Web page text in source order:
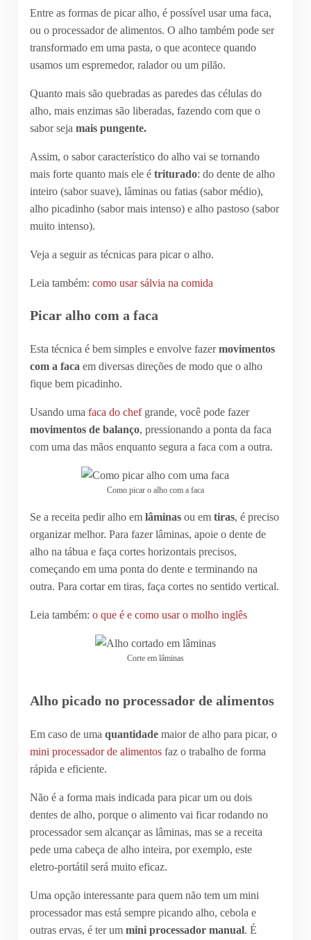
Entre as formas de picar alho, é possível usar uma faca,
ou o processador de alimentos. O alho também pode ser
transformado em uma pasta, o que acontece quando
usamos um espremedor, ralador ou um pilão.
Quanto mais são quebradas as paredes das células do
alho, mais enzimas são liberadas, fazendo com que o
sabor seja mais pungente.
Assim, o sabor característico do alho vai se tornando
mais forte quanto mais ele é triturado: do dente de alho
inteiro (sabor suave), lâminas ou fatias (sabor médio),
alho picadinho (sabor mais intenso) e alho pastoso (sabor
muito intenso).
Veja a seguir as técnicas para picar o alho.
Leia também: como usar sálvia na comida
Picar alho com a faca
Esta técnica é bem simples e envolve fazermovimentos
com a faca em diversas direções de modo que o alho
fique bem picadinho.
Usando uma faca do chefgrande, você pode fazer
movimentos de balanço, pressionando a ponta da faca
com uma das mãos enquanto segura a faca com a outra.
Como picar o alho com a faca
Se a receita pedir alho em lâminasou em tiras, é preciso
organizar melhor. Para fazer lâminas, apoie o dente de
alho na tábua e faça cortes horizontais precisos,
começando em uma ponta do dente e terminando na
outra. Para cortar em tiras, faça cortes no sentido vertical.
Leia também: o que é e como usar o molho inglês
Corte em lâminas
Alho picado no processador de alimentos
Em caso de uma quantidade maior de alho para picar, o
mini processador de alimentos faz o trabalho de forma
rápida e eficiente.
Não é a forma mais indicada para picar um ou dois
dentes de alho, porque o alimento vai ficar rodando no
processador sem alcançar as lâminas, mas se a receita
pede uma cabeça de alho inteira, por exemplo, este
eletro-portátil será muito eficaz.
Uma opção interessante para quem não tem um mini
processador mas está sempre picando alho, cebola e
outras ervas, é ter um mini processador manual. É